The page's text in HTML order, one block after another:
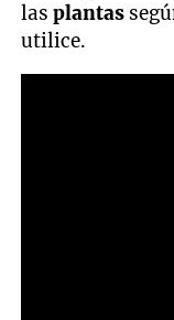
lasplantas
utilice.